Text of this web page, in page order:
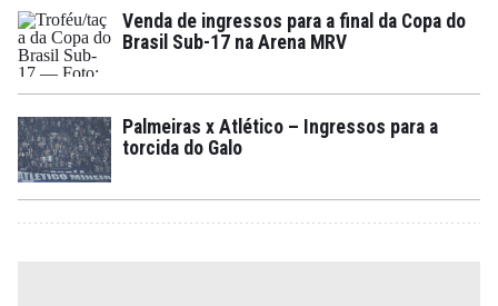
Venda de ingressos para a final da Copa do
Brasil Sub-17 na Arena MRV
Palmeiras x Atlético – Ingressos para a
torcida do Galo